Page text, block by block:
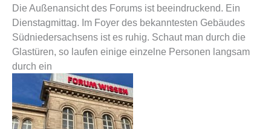
Die Außenansicht des Forums ist beeindruckend. Ein
Dienstagmittag. Im Foyer des bekanntesten Gebäudes
Südniedersachsens ist es ruhig. Schaut man durch die
Glastüren, so laufen einige einzelne Personen langsam
durch ein